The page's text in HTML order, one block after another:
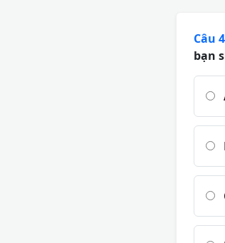
Câu
bạn